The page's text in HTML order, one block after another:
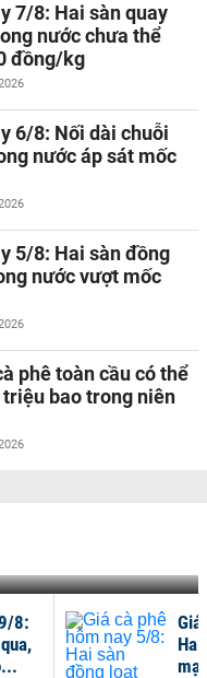
7/8: Hai sàn quay
nước chưa thể
đồng/kg
6/8: Nối dài chuỗi
nước áp sát mốc
5/8: Hai sàn đồng
nước vượt mốc
phê toàn cầu có thể
bao trong niên
8: